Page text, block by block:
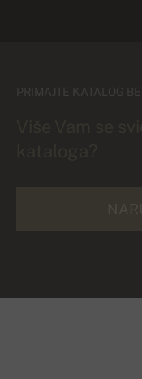
PRIMAJTE KATALOG